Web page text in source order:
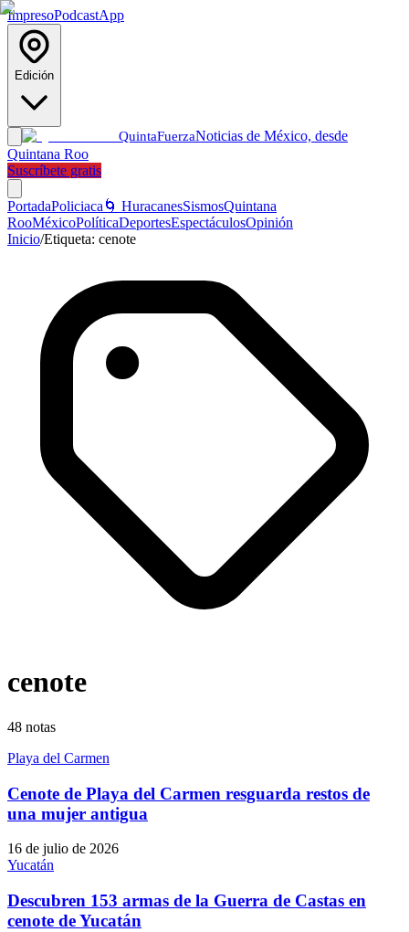
ImpresoPodcastApp
Edición
QuintaFuerzaNoticias de México, desde
Quintana Roo
Suscríbete gratis
PortadaPoliciaca 🌀 HuracanesSismosQuintana
RooMéxicoPolíticaDeportesEspectáculosOpinión
Inicio/Etiqueta: cenote
cenote
48 notas
Playa del Carmen
Cenote de Playa del Carmen resguarda restos de
una mujer antigua
16 de julio de 2026
Yucatán
Descubren 153 armas de la Guerra de Castas en
cenote de Yucatán